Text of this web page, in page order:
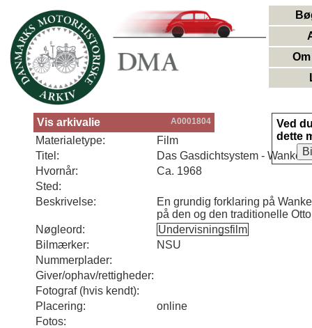
Vis arkivalie A0001804
Ved
dette
Materialetype:
Film
Titel:
Das Gasdichtsystem -
Hvornår:
Ca. 1968
Sted:
Beskrivelse:
En grundig forklaring på
på den og den traditionelle
Nøgleord:
Undervisningsfilm
Bilmærker:
NSU
Nummerplader:
Giver/ophav/rettigheder:
Fotograf (hvis kendt):
Placering:
online
Fotos: